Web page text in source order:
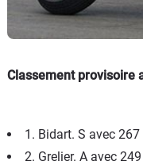
Classement provisoire
1. Bidart. S avec
2. Grelier. A avec